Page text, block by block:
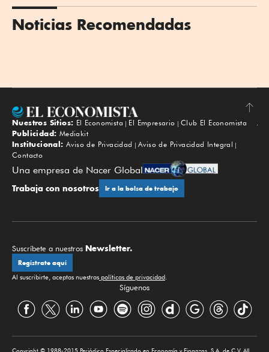
Noticias Recomendadas
Subir
Nuestros Sitios: El Economista El Empresario
Club El Economista
Publicidad: Mediakit
Institucional: Aviso de Privacidad
Aviso de Privacidad Integral
Contacto
Una empresa de Nacer Global
Trabaja con nosotros Ir a la bolsa de trabajo
Suscríbete a nuestros Newsletter.
Regístrate aquí
Al suscribirte, aceptas nuestras políticas de privacidad.
Síguenos
Copyright © 1988-2015 Periódico Especializado en Economía y Finanzas, S.A. de C.V. All